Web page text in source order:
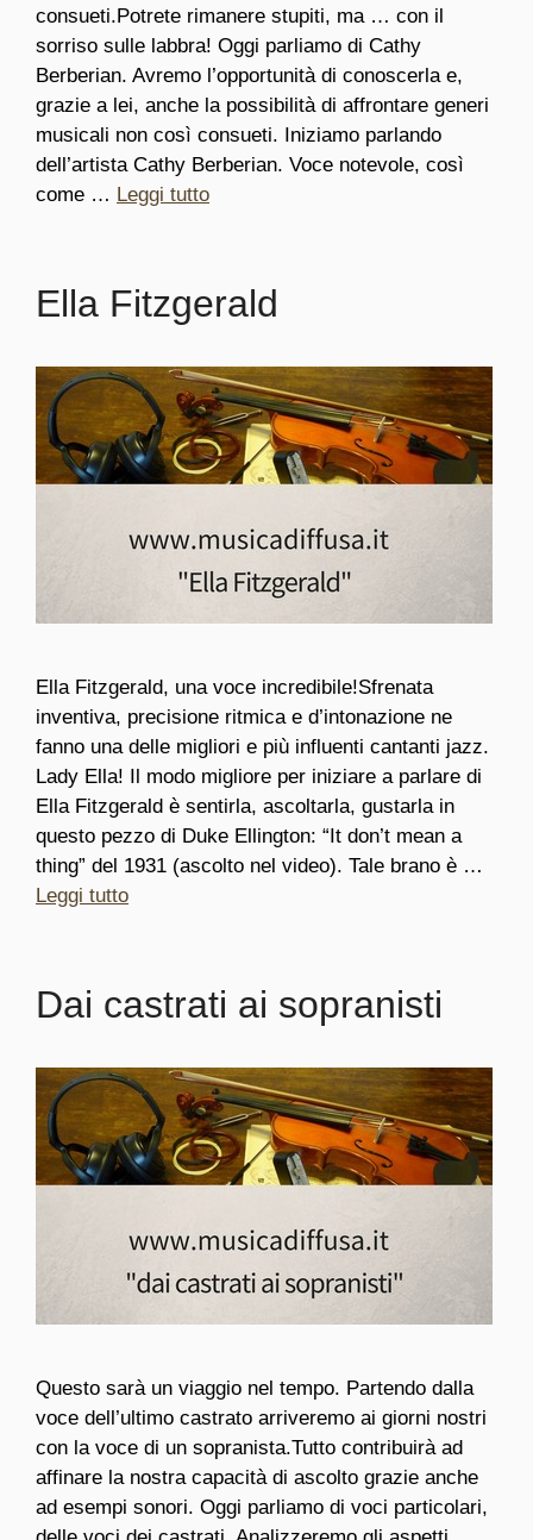
consueti.Potrete rimanere stupiti, ma … con il
sorriso sulle labbra! Oggi parliamo di Cathy
Berberian. Avremo l’opportunità di conoscerla e,
grazie a lei, anche la possibilità di affrontare generi
musicali non così consueti. Iniziamo parlando
dell’artista Cathy Berberian. Voce notevole, così
come … Leggi tutto
Ella Fitzgerald
Ella Fitzgerald, una voce incredibile!Sfrenata
inventiva, precisione ritmica e d’intonazione ne
fanno una delle migliori e più influenti cantanti jazz.
Lady Ella! Il modo migliore per iniziare a parlare di
Ella Fitzgerald è sentirla, ascoltarla, gustarla in
questo pezzo di Duke Ellington: “It don’t mean a
thing” del 1931 (ascolto nel video). Tale brano è …
Leggi tutto
Dai castrati ai sopranisti
Questo sarà un viaggio nel tempo. Partendo dalla
voce dell’ultimo castrato arriveremo ai giorni nostri
con la voce di un sopranista.Tutto contribuirà ad
affinare la nostra capacità di ascolto grazie anche
ad esempi sonori. Oggi parliamo di voci particolari,